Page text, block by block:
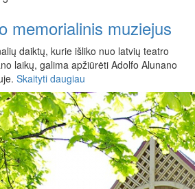
memorialinis muziejus
daiktų, kurie išliko nuo latvių teatro
laikų, galima apžiūrėti Adolfo Alunano
Skaityti daugiau